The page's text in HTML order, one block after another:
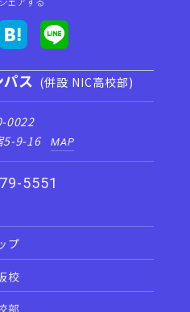
ス (併設 NIC高校部)
0022
5-9-16
MAP
5551
プ
校